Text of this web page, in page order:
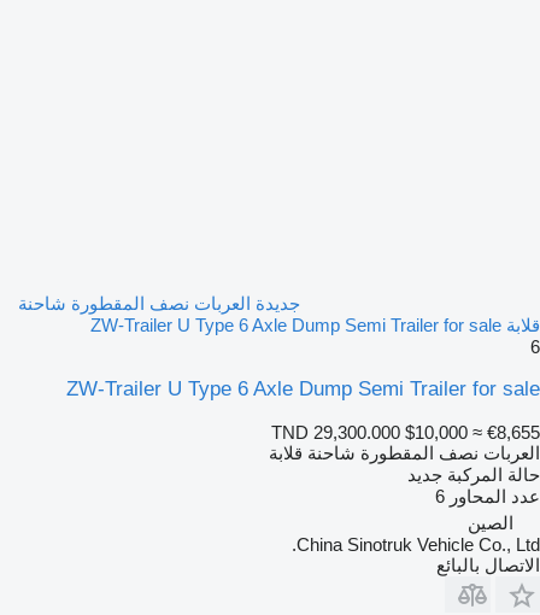
جديدة العربات نصف المقطورة شاحنة
قلابة ZW-Trailer U Type 6 Axle Dump Semi Trailer for sale
6
ZW-Trailer U Type 6 Axle Dump Semi Trailer for sale
TND 29,300.000 $10,000 ≈ €8,655
العربات نصف المقطورة شاحنة قلابة
حالة المركبة جديد
عدد المحاور 6
الصين
China Sinotruk Vehicle Co., Ltd.
الاتصال بالبائع